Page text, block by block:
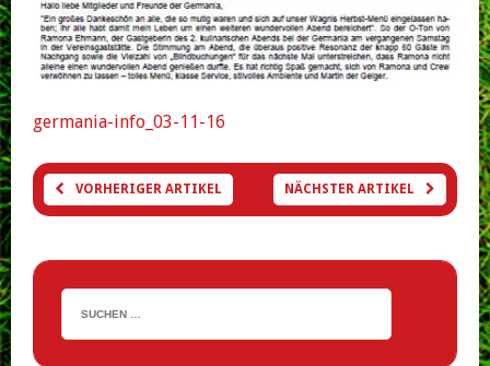
germania-info_03-11-16
VORHERIGER ARTIKEL NÄCHSTER ARTIKEL